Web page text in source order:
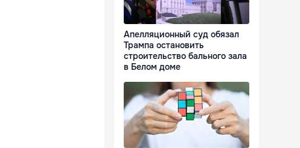
Апелляционный суд обязал
Трампа остановить
строительство бального зала
в Белом доме